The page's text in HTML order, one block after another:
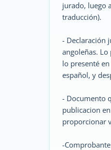
jurado, luego
traducción).
- Declaración
angoleñas.
lo presenté
español, y
- Documento
publicacion
proporcionar
-